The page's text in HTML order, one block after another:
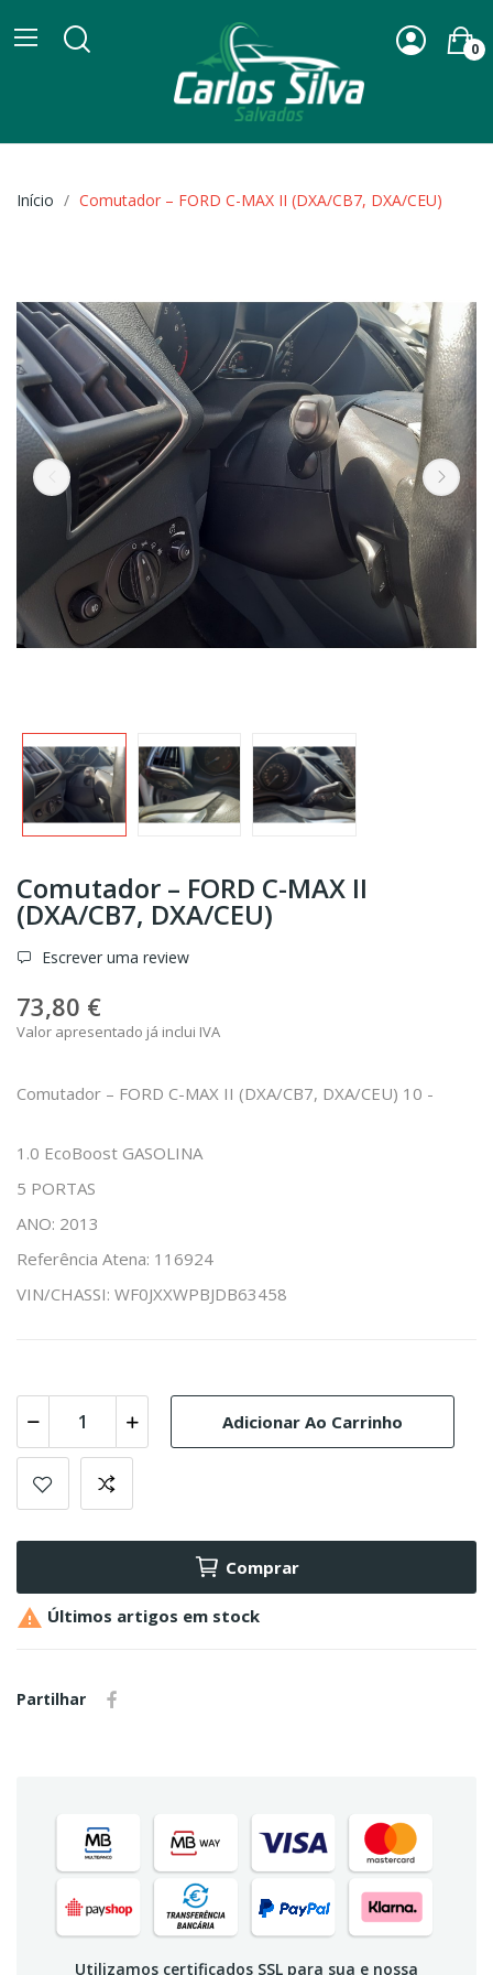
0
Início Comutador – FORD C-MAX II (DXA/CB7, DXA/CEU)
Comutador – FORD C-MAX II
(DXA/CB7, DXA/CEU)
Escrever uma review
73,80 €
Valor apresentado já inclui IVA
Comutador – FORD C-MAX II (DXA/CB7, DXA/CEU) 10 -
1.0 EcoBoost GASOLINA
5 PORTAS
ANO: 2013
Referência Atena: 116924
VIN/CHASSI: WF0JXXWPBJDB63458
Adicionar Ao Carrinho
Comprar
 Últimos artigos em stock
Partilhar
Utilizamos certificados SSL para sua e nossa